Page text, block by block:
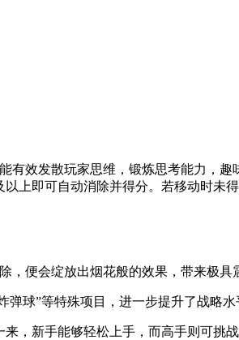
效发散玩家思维，锻炼思考能力，
上即可自动消除并得分。若移动时未
，便会绽放出烟花般的效果，带来极具
弹球”等特殊项目，进一步提升了战略水
，新手能够轻松上手，而高手则可挑